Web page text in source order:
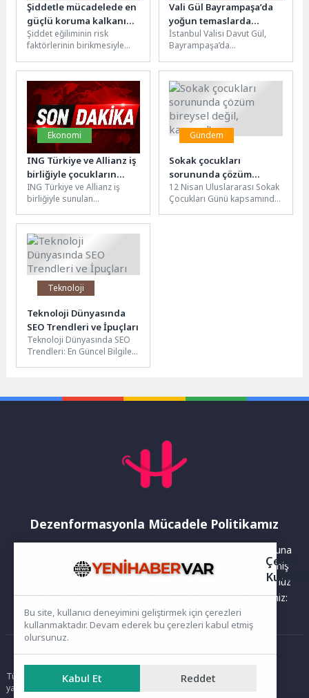
Şiddetle mücadelede en
güçlü koruma kalkanı
ailede kuruluyor
Şiddet eğiliminin risk
faktörlerinin birikmesiyle
İstanbul Atlas Üniversitesi
İnsan ve Toplum Bilimleri...
Vali Gül Bayrampaşa’da
yoğun temaslarda
bulundu
İstanbul Valisi Davut Gül,
Bayrampaşa’da
kapsamlı program
kapsamında mahalle
toplantısından eğitim
yatırımlarına, taziye...
Ekonomi
ING Türkiye ve Allianz iş
birliğiyle çocukların
geleceğine yatırım:
“Çocuğumla Büyüyen
BES”
ING Türkiye ve Allianz iş
birliğiyle sunulan
planı, çocukların geleceğine
bugünden birikim...
Gündem
Sokak çocukları
sorununda çözüm
bireysel değil, kamusal!
12 Nisan Uluslararası Sokak
Çocukları Günü kapsamında
Teknoloji
Teknoloji Dünyasında
SEO Trendleri ve İpuçları
Teknoloji Dünyasında SEO
Trendleri: En Güncel Bilgiler
Dezenformasyonla Mücadele Politikamız
Yayınlanan haberler doğruluk ilkesi gözetilerek hazırlanır. Buna
rağmen bazı içeriklerde eksik, hatalı veya güncelliğini yitirmiş
bilgiler bulunabilir.Yanlış veya yanıltıcı olduğunu düşündüğünüz
haberleri aşağıdaki iletişim kanallarından bize bildirebilirsiniz:
Ana Sayfa
Tüm hakları saklıdır. Sitede yer alan içerikler izinsiz kopyalanamaz,
yayımlanamaz ve kullanılamaz.
Çerez
Bu site, kullanıcı deneyimini geliştirmek için çerezleri
kullanmaktadır. Devam ederek bu çerezleri kabul etmiş
olursunuz.
Kabul Et Reddet